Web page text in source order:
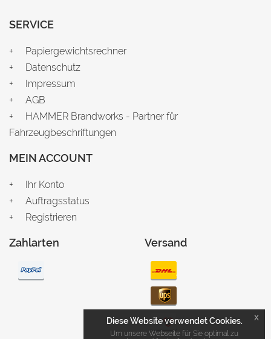
SERVICE
Papiergewichtsrechner
Datenschutz
Impressum
AGB
HAMMER Brandworks - Partner für
Fahrzeugbeschriftungen
MEIN ACCOUNT
Ihr Konto
Auftragsstatus
Registrieren
Zahlarten Versand
Diese Website verwendet Cookies.
Um unsere Webseite für Sie optimal zu
x